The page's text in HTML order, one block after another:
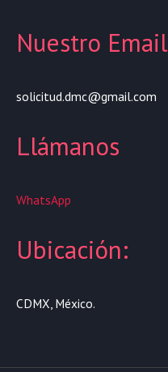
Nuestro Email
solicitud.dmc@gmail.com
Llámanos
WhatsApp
Ubicación:
CDMX, México.